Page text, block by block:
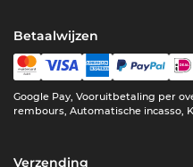
Betaalwijzen
Google Pay, Vooruitbetaling per
rembours, Automatische incasso,
Verzending